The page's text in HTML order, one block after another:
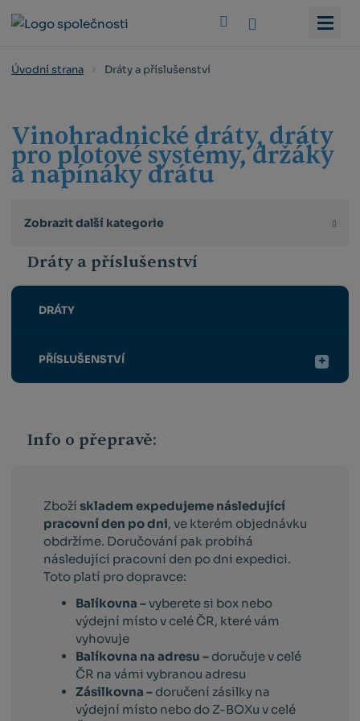
Úvodní strana Dráty a příslušenství
Vinohradnické dráty, dráty
pro plotové systémy, držáky
a napínáky drátu
Zobrazit další kategorie
Dráty a příslušenství
DRÁTY
PŘÍSLUŠENSTVÍ
Info o přepravě:
Zbožískladem expedujeme následující
pracovní den po dni, ve kterém objednávku
obdržíme. Doručování pak probíhá
následující pracovní den po dni expedici.
Toto platí pro dopravce:
Balíkovna –vyberete si box nebo
výdejní místo v celé ČR, které vám
vyhovuje
Balíkovna na adresu – doručuje v celé
ČR na vámi vybranou adresu
Zásilkovna – doručení zásilky na
výdejní místo nebo do Z-BOXu v celé